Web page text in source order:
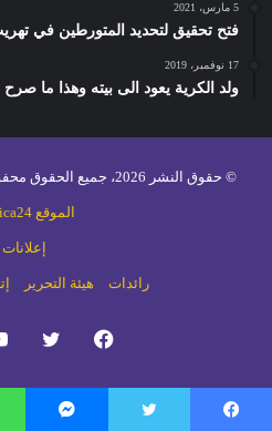
5 مارس، 2021
فتح تحقيق لتحديد المتورطين في تهريب 800 قرص طبي مخدر
17 نوفمبر، 2019
ولد الكرية يعود الى بيته وهذا ما
© حقوق النشر 2026، جميع الحقوق محفوظة لمجلة رائدات |
الموقع Africa24
إعلانات
رائدات هيئة التحرير
فيسبوك تويتر